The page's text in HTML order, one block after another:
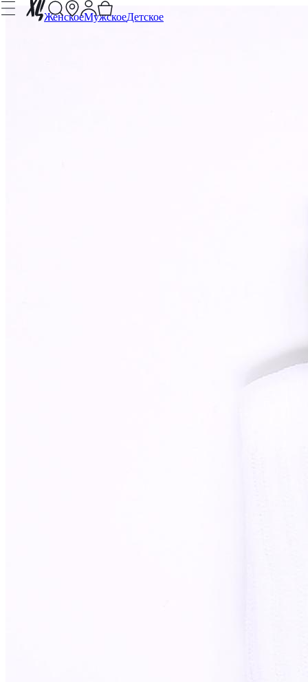
ЖенскоеМужскоеДетское